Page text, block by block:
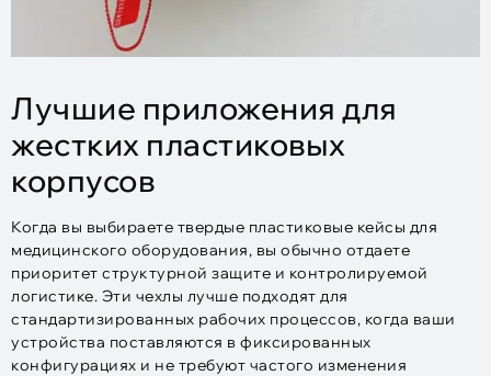
Лучшие приложения для
жестких пластиковых
корпусов
Когда вы выбираете твердые пластиковые кейсы для
медицинского оборудования, вы обычно отдаете
приоритет структурной защите и контролируемой
логистике. Эти чехлы лучше подходят для
стандартизированных рабочих процессов, когда ваши
устройства поставляются в фиксированных
конфигурациях и не требуют частого изменения